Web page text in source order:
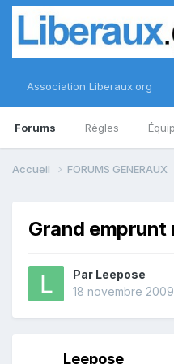
Association Liberaux.org
Forums Règles
Accueil FORUMS GENERAUX
Grand
Par Leepose
18 novembre 2009
Leepose